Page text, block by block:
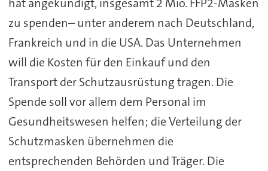
hat angekündigt, insgesamt 2 Mio. FFP2-Masken
zu spenden– unter anderem nach Deutschland,
Frankreich und in die USA. Das Unternehmen
will die Kosten für den Einkauf und den
Transport der Schutzausrüstung tragen. Die
Spende soll vor allem dem Personal im
Gesundheitswesen helfen; die Verteilung der
Schutzmasken übernehmen die
entsprechenden Behörden und Träger. Die